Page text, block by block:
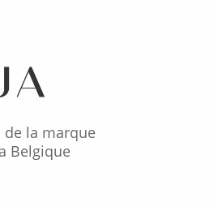
de la marque
Belgique